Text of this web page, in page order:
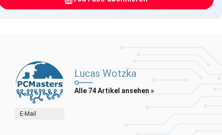
E-Mail
Lucas Wotzka
Alle 74 Artikel ansehen »